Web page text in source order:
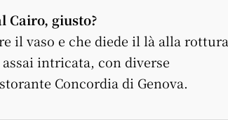
Cairo, giusto?
il vaso e che diede il là alla rottura
intricata, con diverse
Concordia di Genova.